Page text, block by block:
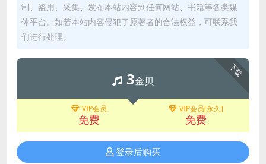
制、盗用、采集、发布本站内容到任何网站、书籍等各类媒
体平台。如若本站内容侵犯了原著者的合法权益，可联系我
们进行处理。
下载
3金贝
VIP会员
免费
VIP会员[永久]
免费
登录后购买